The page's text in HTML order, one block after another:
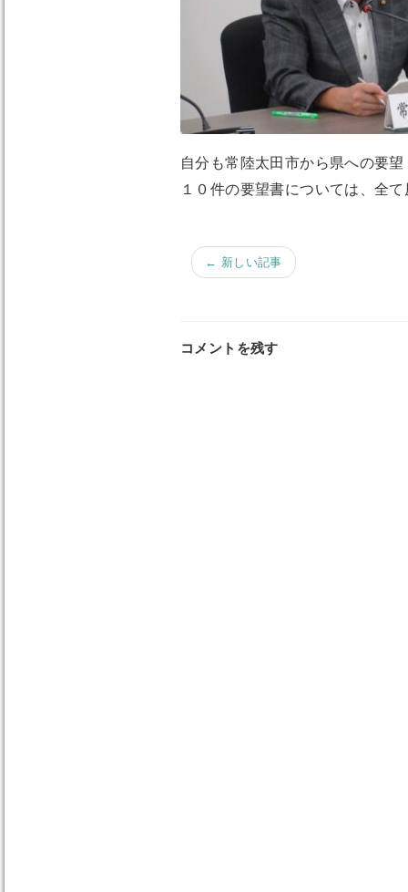
自分も常陸太田市から県への要
１０件の要望書については、全
← 新しい記事
コメントを残す